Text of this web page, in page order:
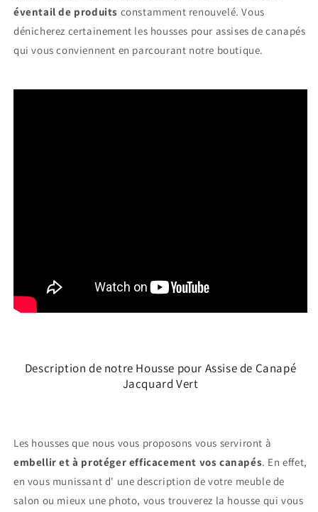
éventail de produits constamment renouvelé. Vous
dénicherez certainement les housses pour assises de canapés
qui vous conviennent en parcourant notre boutique.
Description de notre Housse pour Assise de Canapé
Jacquard Vert
Les housses que nous vous proposons vous serviront à
embellir et à protéger efficacement vos canapés. En effet,
en vous munissant d' une description de votre meuble de
salon ou mieux une photo, vous trouverez la housse qui vous